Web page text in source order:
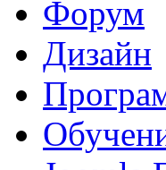
Форум
Дизайн